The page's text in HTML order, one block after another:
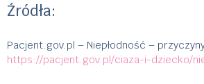
Źródła:
Pacjent.gov.pl – Niepłodność –
https://pacjent.gov.pl/ciaza-i-dziecko/